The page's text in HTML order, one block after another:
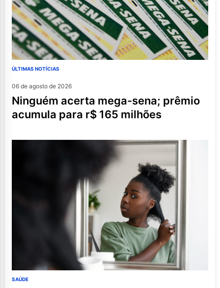
ÚLTIMAS NOTÍCIAS
06 de agosto de 2026
ninguém acerta mega-sena; prêmio
acumula para r$ 165 milhões
SAÚDE